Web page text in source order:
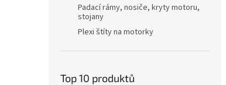
Padací rámy, nosiče, kryty motoru,
stojany
Plexi štíty na motorky
Top 10 produktů